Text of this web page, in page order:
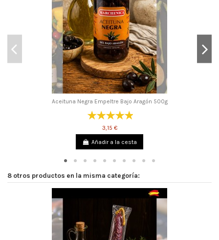
Aceituna Negra Empeltre Bajo Aragón 500g
3,15 €
Añadir a la cesta
8 otros productos en la misma categoría: